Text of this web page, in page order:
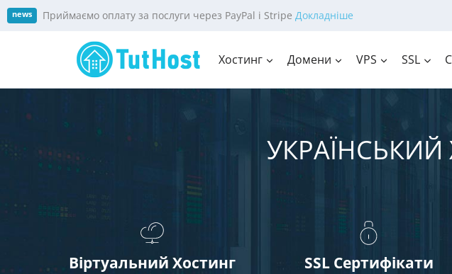
Skip
to
news Приймаємо оплату за послуги через PayPal і Stripe Докладніше
Хостинг Домени VPS SSL
УКРАЇНСЬКИЙ
Віртуальний Хостинг SSLСертифікати